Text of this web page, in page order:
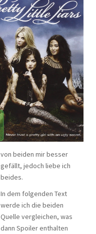
von beiden mir besser
gefällt, jedoch liebe ich
beides.
In dem folgenden Text
werde ich die beiden
Quelle vergleichen, was
dann Spoiler enthalten